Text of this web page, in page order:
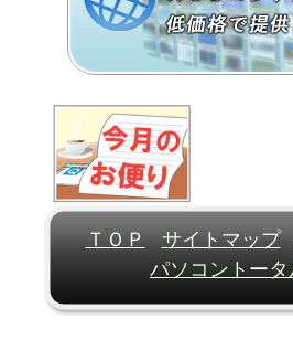
ＴＯＰ サイトマップ
パソコントータ